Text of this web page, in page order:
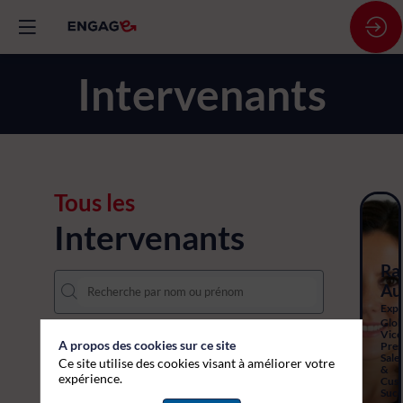
Intervenants
Tous les
Intervenants
Sales
&
A propos des cookies sur ce site
Ce site utilise des cookies visant à améliorer votre
expérience.